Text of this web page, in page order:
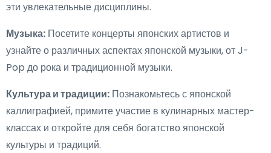
эти увлекательные дисциплины.
Музыка: Посетите концерты японских артистов и
узнайте о различных аспектах японской музыки, от J-
Pop до рока и традиционной музыки.
Культура и традиции: Познакомьтесь с японской
каллиграфией, примите участие в кулинарных мастер-
классах и откройте для себя богатство японской
культуры и традиций.